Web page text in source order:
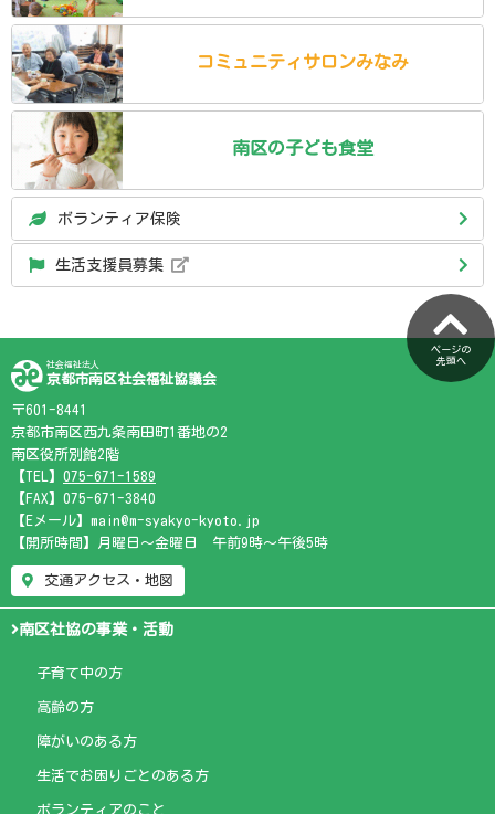
コミュニティ サロンみなみ
南区の子ども食堂
ボランティア保険
生活支援員募集
ページの
先頭へ
社会福祉法人
京都市南区社会福祉協議会
〒601-8441
京都市南区西九条南田町1番地の2
南区役所別館2階
【TEL】 075-671-1589
【FAX】075-671-3840
【Eメール】main@m-syakyo-kyoto.jp
【開所時間】月曜日～金曜日 午前9時～午後5時
交通アクセス・地図
南区社協の事業・活動
子育て中の方
高齢の方
障がいのある方
生活でお困りごとのある方
ボランティアのこと